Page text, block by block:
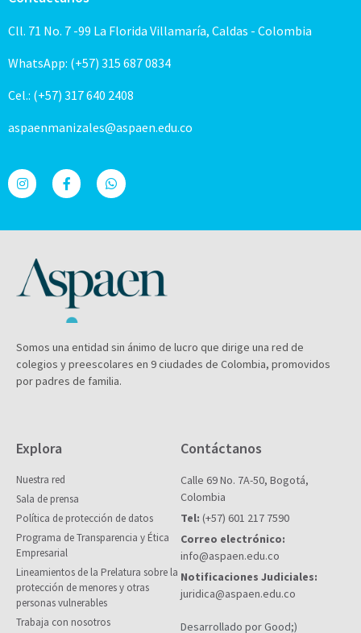
Cll. 71 No. 7 -99 La Florida Villamaría, Caldas - Colombia
WhatsApp: (+57) 315 687 0834
Cel.: (+57) 317 640 2408
aspaenmanizales@aspaen.edu.co
Somos una entidad sin ánimo de lucro que dirige una red de
colegios y preescolares en 9 ciudades de Colombia, promovidos
por padres de familia.
Explora
Nuestra red
Sala de prensa
Política de protección de datos
Programa de Transparencia y Ética
Empresarial
Lineamientos de la Prelatura sobre la
protección de menores y otras
personas vulnerables
Trabaja con nosotros
Contáctanos
Calle 69 No. 7A-50, Bogotá,
Colombia
Tel: (+57) 601 217 7590
Correo electrónico:
info@aspaen.edu.co
Notificaciones Judiciales:
juridica@aspaen.edu.co
Desarrollado por Good;)